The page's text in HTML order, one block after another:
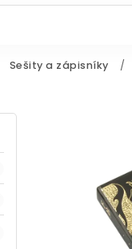
Sešity a zápisníky /